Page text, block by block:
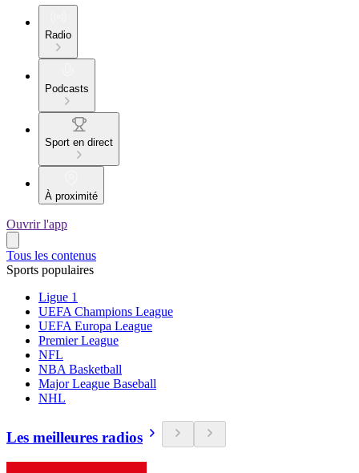
Radio
Podcasts
Sport en direct
À proximité
Ouvrir l'app
Tous les contenus
Sports populaires
Ligue 1
UEFA Champions League
UEFA Europa League
Premier League
NFL
NBA Basketball
Major League Baseball
NHL
Les meilleures radios